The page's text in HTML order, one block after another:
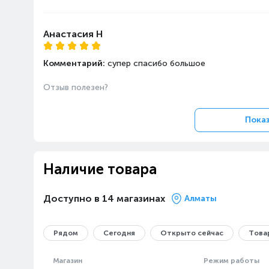
срабатываний при
Защищенная
дренаж
увеличивают срок
Анастасия Н
Комментарий: супер спасибо большое
Отзыв полезен?
Наличие товара
Доступно в 14 магазинах Алматы
Рядом Сегодня Открыто сейчас
Магазин Режим работы